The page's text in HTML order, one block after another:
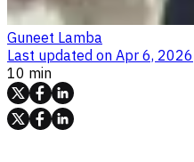
Guneet Lamba
Last updated on Apr 6, 2026
10 min